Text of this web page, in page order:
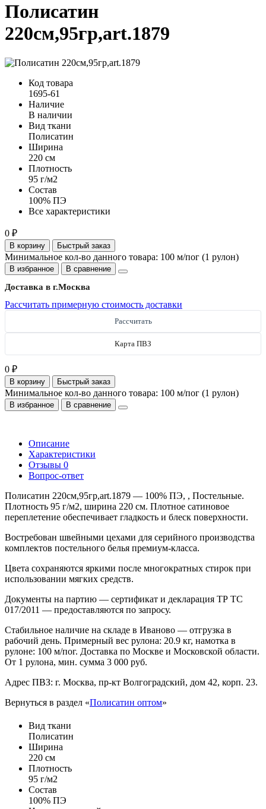
Полисатин
220см,95гр,art.1879
Код товара
1695-61
Наличие
В наличии
Вид ткани
Полисатин
Ширина
220 см
Плотность
95 г/м2
Состав
100% ПЭ
Все характеристики
0 ₽
В корзину Быстрый заказ
Минимальное кол-во данного товара: 100 м/пог (1 рулон)
В избранное В сравнение
Доставка в г.Москва
Рассчитать примерную стоимость доставки
Рассчитать
Карта ПВЗ
0 ₽
В корзину Быстрый заказ
Минимальное кол-во данного товара: 100 м/пог (1 рулон)
В избранное В сравнение
Описание
Характеристики
Отзывы 0
Вопрос-ответ
Полисатин 220см,95гр,art.1879 — 100% ПЭ, , Постельные.
Плотность 95 г/м2, ширина 220 см. Плотное сатиновое
переплетение обеспечивает гладкость и блеск поверхности.
Востребован швейными цехами для серийного производства
комплектов постельного белья премиум-класса.
Цвета сохраняются яркими после многократных стирок при
использовании мягких средств.
Документы на партию — сертификат и декларация ТР ТС
017/2011 — предоставляются по запросу.
Стабильное наличие на складе в Иваново — отгрузка в
рабочий день. Примерный вес рулона: 20.9 кг, намотка в
рулоне: 100 м/пог. Доставка по Москве и Московской области.
От 1 рулона, мин. сумма 3 000 руб.
Адрес ПВЗ: г. Москва, пр-кт Волгоградский, дом 42, корп. 23.
Вернуться в раздел «Полисатин оптом»
Вид ткани
Полисатин
Ширина
220 см
Плотность
95 г/м2
Состав
100% ПЭ